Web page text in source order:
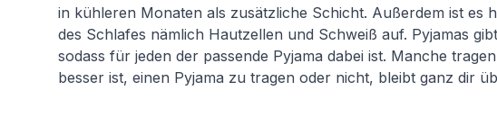
in kühleren Monaten als zusätzliche Schicht. Außerdem ist es
des Schlafes nämlich Hautzellen und Schweiß auf. Pyjamas
sodass für jeden der passende Pyjama dabei ist. Manche
besser ist, einen Pyjama zu tragen oder nicht, bleibt ganz dir